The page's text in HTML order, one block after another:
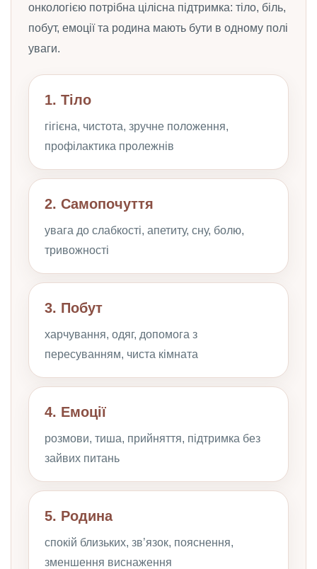
онкологією потрібна цілісна підтримка: тіло, біль,
побут, емоції та родина мають бути в одному полі
уваги.
1. Тіло
гігієна, чистота, зручне положення,
профілактика пролежнів
2. Самопочуття
увага до слабкості, апетиту, сну, болю,
тривожності
3. Побут
харчування, одяг, допомога з
пересуванням, чиста кімната
4. Емоції
розмови, тиша, прийняття, підтримка без
зайвих питань
5. Родина
спокій близьких, зв’язок, пояснення,
зменшення виснаження